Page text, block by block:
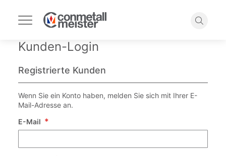
Navigation
umschalten
Suche
Kunden-Login
Registrierte Kunden
Wenn Sie ein Konto haben, melden Sie sich mit Ihrer E-
Mail-Adresse an.
E-Mail